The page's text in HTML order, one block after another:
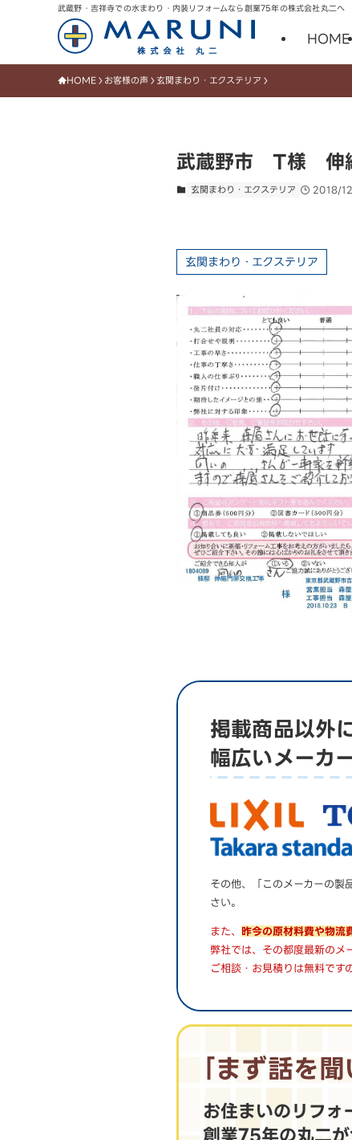
武蔵野・吉祥寺での水まわり・内装リフォームなら創業75年の株式会社丸二へ
HOME
HOME お客様の声 玄関まわり・エクステリア
武蔵野市 T様 伸
玄関まわり・エクステリア 2018/
玄関まわり・エクステリア
掲載商品以外
幅広いメーカ
その他、「このメーカーの製
さい。
また、
昨今の原材料費や物流
弊社では、その都度最新のメ
ご相談・お見積りは無料です
｢まず話を
お住まいのリフォ
創業75年の丸二が